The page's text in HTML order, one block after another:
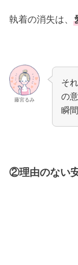
執着の消失は、
藤宮るみ
そ
の
瞬
②理由のない